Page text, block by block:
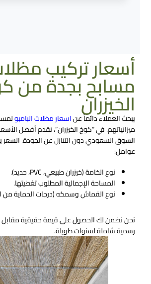
أسعار تركيب
مسابح بجدة من
الخيزران
يبحث العملاء دائماً عناسعار مظلات البامبو
ميزانياتهم. في “كوخ الخيزران”، نقدم أفضل
السوق السعودي دون التنازل عن الجودة.
عوامل:
نوع الخامة (خيزران طبيعي، PVC، حديد).
المساحة الإجمالية المطلوب تغطيتها.
نوع القماش وسمكه (درجات الحماية
نحن نضمن لك الحصول على قيمة حقيقية مقابل
رسمية شاملة لسنوات طويلة.